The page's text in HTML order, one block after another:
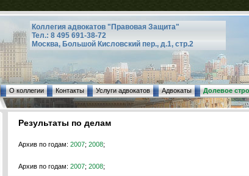
Коллегия адвокатов "Правовая Защита"
Тел.: 8 495 691-38-72
Москва, Большой Кисловский пер., д.1, стр.2
О коллегии Контакты Услуги адвокатов Адвокаты Долевое
Результаты по делам
Архив по годам: 2007; 2008;
Архив по годам: 2007; 2008;